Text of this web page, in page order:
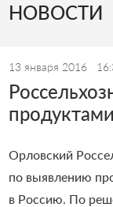
НОВОСТИ
13 января 2016
Орловский
по выявлению
в Россию. По